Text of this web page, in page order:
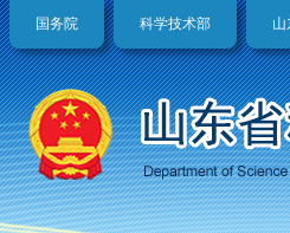
国务院 科学技术部 山